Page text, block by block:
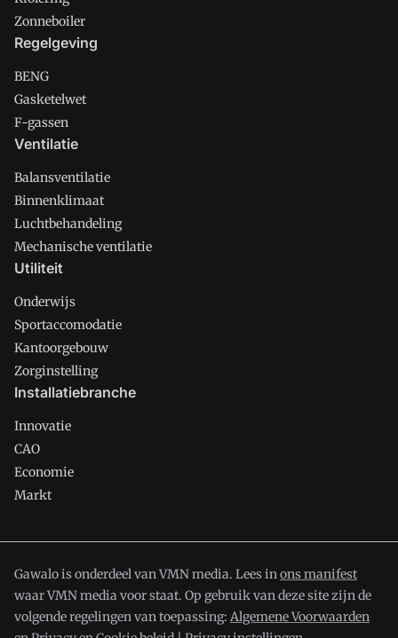
Zonneboiler
Regelgeving
BENG
Gasketelwet
F-gassen
Ventilatie
Balansventilatie
Binnenklimaat
Luchtbehandeling
Mechanische ventilatie
Utiliteit
Onderwijs
Sportaccomodatie
Kantoorgebouw
Zorginstelling
Installatiebranche
Innovatie
CAO
Economie
Markt
Gawalo is onderdeel van VMN media. Lees inons manifest
waar VMN media voor staat. Op gebruik van deze site zijn de
volgende regelingen van toepassing: Algemene Voorwaarden